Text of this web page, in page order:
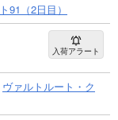
（2日目）
入荷アラート
ヴァルトルート・ク